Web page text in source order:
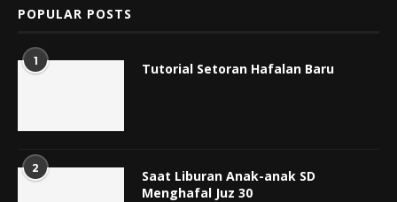
POPULAR POSTS
1 Tutorial Setoran Hafalan Baru
2
Saat Liburan Anak-anak SD
Menghafal Juz 30